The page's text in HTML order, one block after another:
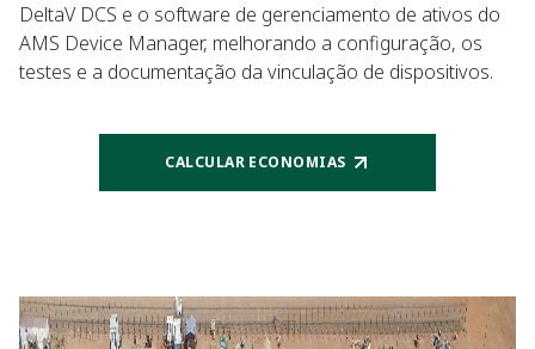
DeltaV DCS e o software de gerenciamento de ativos do
AMS Device Manager, melhorando a configuração, os
testes e a documentação da vinculação de dispositivos.
CALCULAR ECONOMIAS